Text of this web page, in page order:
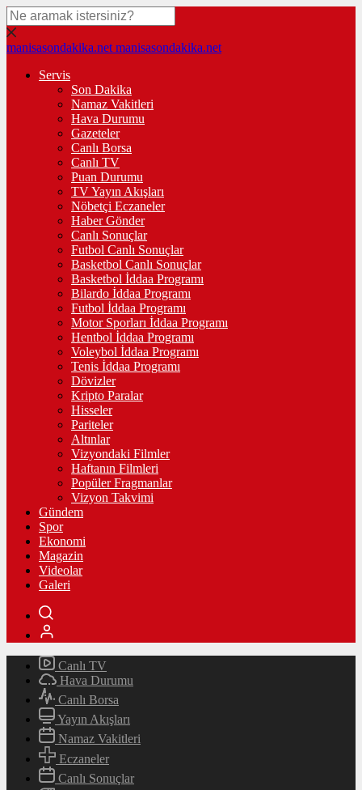
manisasondakika.net manisasondakika.net
Servis
Son Dakika
Namaz Vakitleri
Hava Durumu
Gazeteler
Canlı Borsa
Canlı TV
Puan Durumu
TV Yayın Akışları
Nöbetçi Eczaneler
Haber Gönder
Canlı Sonuçlar
Futbol Canlı Sonuçlar
Basketbol Canlı Sonuçlar
Basketbol İddaa Programı
Bilardo İddaa Programı
Futbol İddaa Programı
Motor Sporları İddaa Programı
Hentbol İddaa Programı
Voleybol İddaa Programı
Tenis İddaa Programı
Dövizler
Kripto Paralar
Hisseler
Pariteler
Altınlar
Vizyondaki Filmler
Haftanın Filmleri
Popüler Fragmanlar
Vizyon Takvimi
Gündem
Spor
Ekonomi
Magazin
Videolar
Galeri
Canlı TV
Hava Durumu
Canlı Borsa
Yayın Akışları
Namaz Vakitleri
Eczaneler
Canlı Sonuçlar